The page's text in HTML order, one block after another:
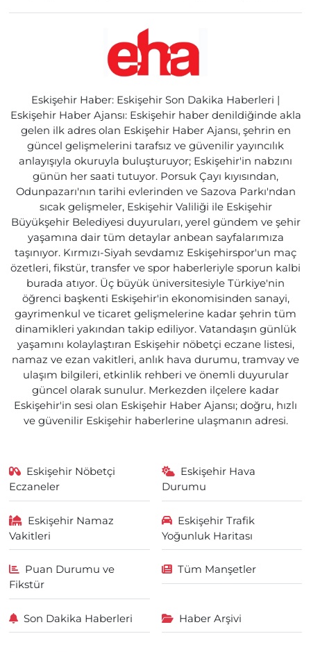
Eskişehir Haber: Eskişehir Son Dakika Haberleri |
Eskişehir Haber Ajansı: Eskişehir haber denildiğinde akla
gelen ilk adres olan Eskişehir Haber Ajansı, şehrin en
güncel gelişmelerini tarafsız ve güvenilir yayıncılık
anlayışıyla okuruyla buluşturuyor; Eskişehir'in nabzını
günün her saati tutuyor. Porsuk Çayı kıyısından,
Odunpazarı'nın tarihi evlerinden ve Sazova Parkı'ndan
sıcak gelişmeler, Eskişehir Valiliği ile Eskişehir
Büyükşehir Belediyesi duyuruları, yerel gündem ve şehir
yaşamına dair tüm detaylar anbean sayfalarımıza
taşınıyor. Kırmızı-Siyah sevdamız Eskişehirspor'un maç
özetleri, fikstür, transfer ve spor haberleriyle sporun kalbi
burada atıyor. Üç büyük üniversitesiyle Türkiye'nin
öğrenci başkenti Eskişehir'in ekonomisinden sanayi,
gayrimenkul ve ticaret gelişmelerine kadar şehrin tüm
dinamikleri yakından takip ediliyor. Vatandaşın günlük
yaşamını kolaylaştıran Eskişehir nöbetçi eczane listesi,
namaz ve ezan vakitleri, anlık hava durumu, tramvay ve
ulaşım bilgileri, etkinlik rehberi ve önemli duyurular
güncel olarak sunulur. Merkezden ilçelere kadar
Eskişehir'in sesi olan Eskişehir Haber Ajansı; doğru, hızlı
ve güvenilir Eskişehir haberlerine ulaşmanın adresi.
Eskişehir Nöbetçi
Eczaneler
Eskişehir Hava
Durumu
Eskişehir Namaz
Vakitleri
Eskişehir Trafik
Yoğunluk Haritası
Puan Durumu ve
Fikstür
Tüm Manşetler
Son Dakika Haberleri Haber Arşivi